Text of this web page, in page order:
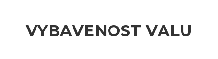
VYBAVENOST VALU